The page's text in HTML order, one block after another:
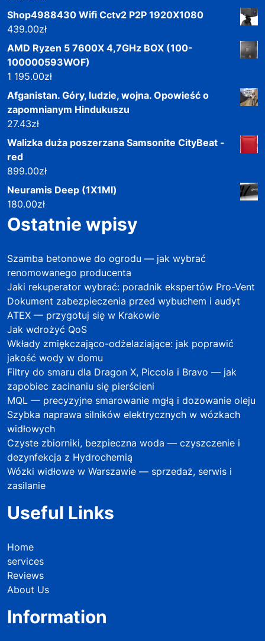
Shop4988430 Wifi Cctv2 P2P 1920X1080
439.00zł
AMD Ryzen 5 7600X 4,7GHz BOX (100-
100000593WOF)
1 195.00zł
Afganistan. Góry, ludzie, wojna. Opowieść o
zapomnianym Hindukuszu
27.43zł
Walizka duża poszerzana Samsonite CityBeat -
red
899.00zł
Neuramis Deep (1X1Ml)
180.00zł
Ostatnie wpisy
Szamba betonowe do ogrodu — jak wybrać
renomowanego producenta
Jaki rekuperator wybrać: poradnik ekspertów Pro-Vent
Dokument zabezpieczenia przed wybuchem i audyt
ATEX — przygotuj się w Krakowie
Jak wdrożyć QoS
Wkłady zmiękczająco-odżelaziające: jak poprawić
jakość wody w domu
Filtry do smaru dla Dragon X, Piccola i Bravo — jak
zapobiec zacinaniu się pierścieni
MQL — precyzyjne smarowanie mgłą i dozowanie oleju
Szybka naprawa silników elektrycznych w wózkach
widłowych
Czyste zbiorniki, bezpieczna woda — czyszczenie i
dezynfekcja z Hydrochemią
Wózki widłowe w Warszawie — sprzedaż, serwis i
zasilanie
Useful Links
Home
services
Reviews
About Us
Information